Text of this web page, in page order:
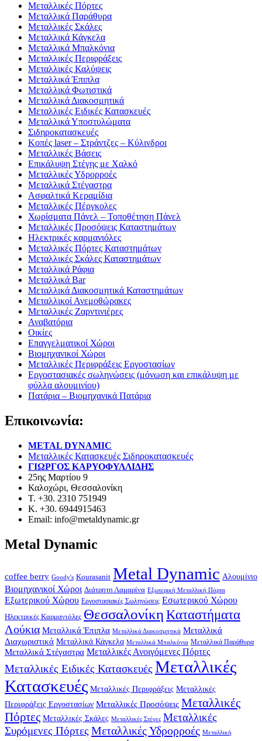
Μεταλλικές Πόρτες
Μεταλλικά Παράθυρα
Μεταλλικές Σκάλες
Μεταλλικά Κάγκελα
Μεταλλικά Μπαλκόνια
Μεταλλικές Περιφράξεις
Μεταλλικές Καλύψεις
Μεταλλικά Έπιπλα
Μεταλλικά Φωτιστικά
Μεταλλικά Διακοσμητικά
Μεταλλικές Ειδικές Κατασκευές
Μεταλλικά Υποστυλώματα
Σιδηροκατασκευές
Κοπές laser – Στράντζες – Κύλινδροι
Μεταλλικές Βάσεις
Επικάλυψη Στέγης με Χαλκό
Μεταλλικές Υδρορροές
Μεταλλικά Στέγαστρα
Ασφαλτικά Κεραμίδια
Μεταλλικές Πέργκολες
Χωρίσματα Πάνελ – Τοποθέτηση Πάνελ
Μεταλλικές Προσόψεις Καταστημάτων
Ηλεκτρικές καρμανιόλες
Μεταλλικές Πόρτες Καταστημάτων
Μεταλλικές Σκάλες Καταστημάτων
Μεταλλικά Ράφια
Μεταλλικά Bar
Μεταλλικά Διακοσμητικά Καταστημάτων
Μεταλλικοί Ανεμοθώρακες
Μεταλλικές Ζαρντινιέρες
Αναβατόρια
Οικίες
Επαγγελματικοί Χώροι
Βιομηχανικοί Χώροι
Μεταλλικές Περιφράξεις Εργοστασίων
Εργοστασιακές σωληνώσεις (μόνωση και επικάλυψη με
φύλλα αλουμινίου)
Πατάρια – Βιομηχανικά Πατάρια
Επικοινωνία:
METAL DYNAMIC
Μεταλλικές Κατασκευές Σιδηροκατασκευές
ΓΙΩΡΓΟΣ ΚΑΡΥΟΦΥΛΛΙΔΗΣ
25ης Μαρτίου 9
Καλοχώρι, Θεσσαλονίκη
Τ. +30. 2310 751949
Κ. +30. 6944915463
Email: info@metaldynamic.gr
Metal Dynamic
coffee berry Goody's Kourasanit Metal Dynamic Αλουμίνιο
Βιομηχανικοί Χώροι Διάτρητη Λαμαρίνα Εξωτερική Μεταλλική Πόρτα
Εξωτερικού Χώρου Εργοστασιακές Σωληνώσεις Εσωτερικού Χώρου
Ηλεκτρικές Καρμανιόλες Θεσσαλονίκη Καταστήματα
Λούκια Μεταλλικά Έπιπλα Μεταλλικά Διακοσμητικά Μεταλλικά
Διαχωριστικά Μεταλλικά Κάγκελα Μεταλλικά Μπαλκόνια Μεταλλικά Παράθυρα
Μεταλλικά Στέγαστρα Μεταλλικές Ανοιγόμενες Πόρτες
Μεταλλικές Ειδικές Κατασκευές Μεταλλικές
Κατασκευές Μεταλλικές Περιφράξεις Μεταλλικές
Περιφράξεις Εργοστασίων Μεταλλικές Προσόψεις Μεταλλικές
Πόρτες Μεταλλικές Σκάλες Μεταλλικές Στέγες Μεταλλικές
Συρόμενες Πόρτες Μεταλλικές Υδρορροές Μεταλλική